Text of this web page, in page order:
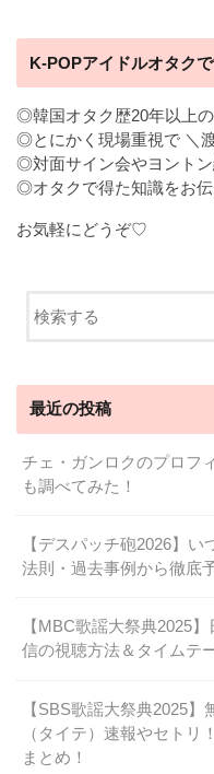
K-POPアイドルオタク
◎韓国オタク歴20年以上
◎とにかく現場重視で ＼
◎対面サイン会やヨント
◎オタクで得た知識をお
お気軽にどうぞ♡
最近の投稿
チェ・ガンロクのプロフ
も調べてみた！
【デスパッチ砲2026】
法則・過去事例から徹底
【MBC歌謡大祭典2025
信の視聴方法＆タイムテ
【SBS歌謡大祭典2025
（タイテ）速報やセトリ
まとめ！